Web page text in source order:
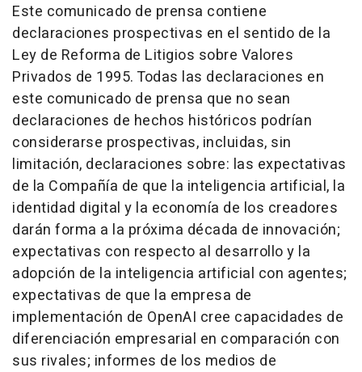
Este comunicado de prensa contiene
declaraciones prospectivas en el sentido de la
Ley de Reforma de Litigios sobre Valores
Privados de 1995. Todas las declaraciones en
este comunicado de prensa que no sean
declaraciones de hechos históricos podrían
considerarse prospectivas, incluidas, sin
limitación, declaraciones sobre: las expectativas
de la Compañía de que la inteligencia artificial, la
identidad digital y la economía de los creadores
darán forma a la próxima década de innovación;
expectativas con respecto al desarrollo y la
adopción de la inteligencia artificial con agentes;
expectativas de que la empresa de
implementación de OpenAI cree capacidades de
diferenciación empresarial en comparación con
sus rivales; informes de los medios de